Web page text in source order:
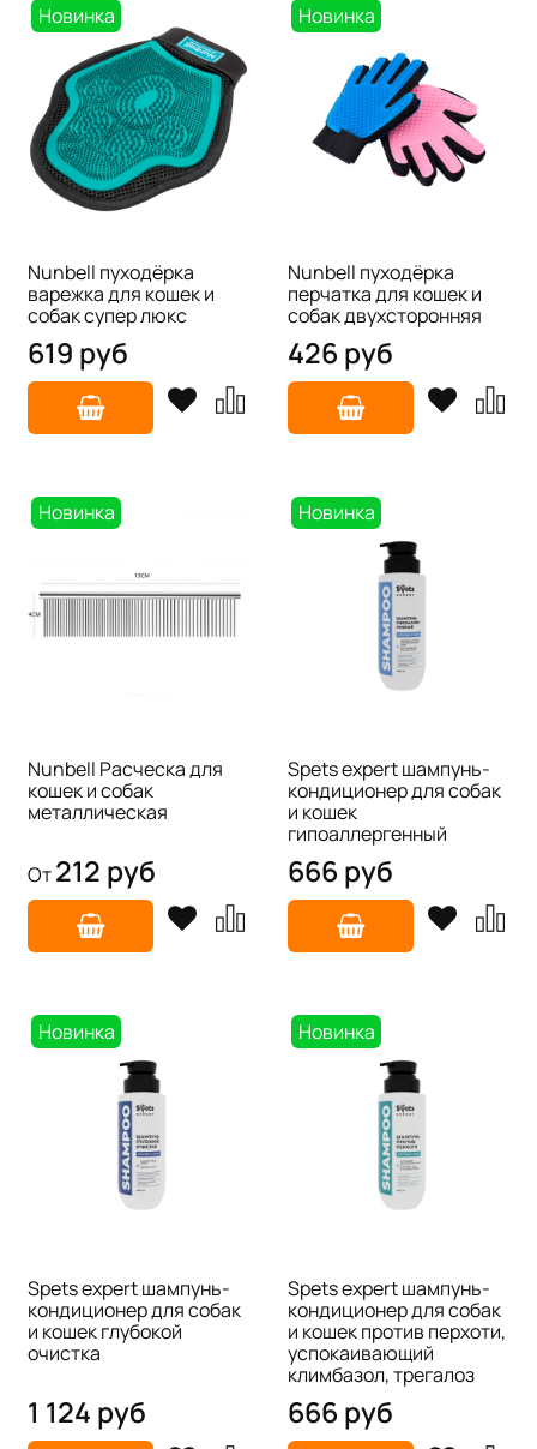
Новинка
Nunbell пуходёрка
варежка для кошек и
собак супер люкс
619 руб
Новинка
Nunbell пуходёрка
перчатка для кошек и
собак двухсторонняя
426 руб
Новинка
Nunbell Расческа для
кошек и собак
металлическая
От212 руб
Новинка
Spets expert шампунь-
кондиционер для собак
и кошек
гипоаллергенный
666 руб
Новинка
Spets expert шампунь-
кондиционер для собак
и кошек глубокой
очистка
1 124 руб
Новинка
Spets expert шампунь-
кондиционер для собак
и кошек против перхоти,
успокаивающий
климбазол, трегалоз
666 руб